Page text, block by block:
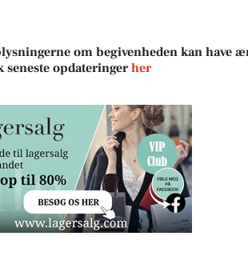
om begivenheden kan have
opdateringer her